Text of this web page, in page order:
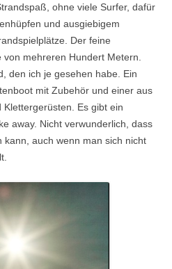
ohne viele Surfer, dafür
und ausgiebigem
Der feine
mehreren Hundert Metern.
den ich je gesehen habe. Ein
mit Zubehör und einer aus
Es gibt ein
away. Nicht verwunderlich, dass
kann, auch wenn man sich nicht